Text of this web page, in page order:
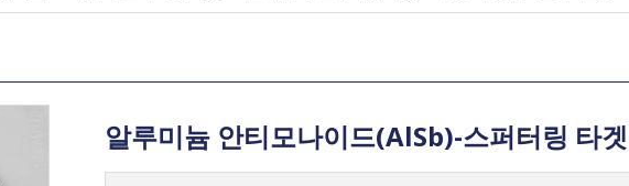
알루미늄 안티모나이드(AlSb)-스퍼터링 타겟